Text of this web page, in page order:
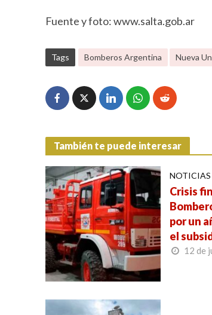
Fuente y foto: www.salta.gob.ar
Tags Bomberos Argentina Nueva
También te puede interesar
NOTICIAS
Crisis
por un
el
12 de